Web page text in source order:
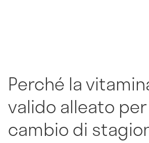
Perché la
valido alleato
cambio di